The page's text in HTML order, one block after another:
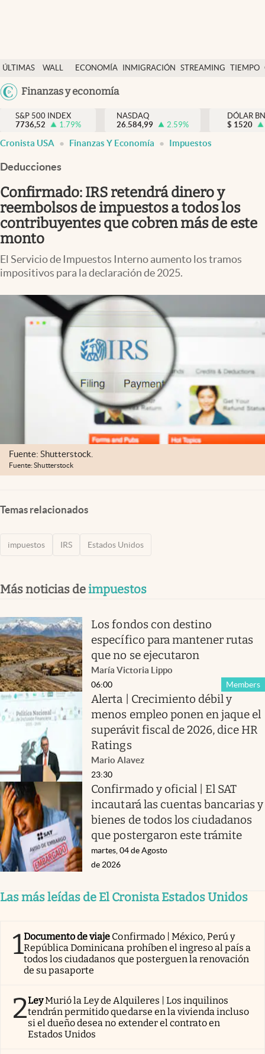
ÚLTIMAS
NOTICIAS
WALL
DÓLAR
ECONOMÍA INMIGRACIÓN STREAMING TIEMPO
México
Finanzas y economía
Finanzas y economía
Wall Street y dólar
Inmigración
Espiritual
Streaming
Lifestyle
USA
S&P 500 INDEX
7736,52
1.79%
NASDAQ
26.584,99
2.59%
DÓLAR
$ 1520
Cronista USA Finanzas Y Economía Impuestos
Deducciones
Confirmado: IRS retendrá dinero y
reembolsos de impuestos a todos los
contribuyentes que cobren más de este
monto
El Servicio de Impuestos Interno aumento los tramos
impositivos para la declaración de 2025.
Fuente: Shutterstock.
Fuente: Shutterstock
Temas relacionados
impuestos IRS Estados Unidos
Más noticias deimpuestos
Los fondos con destino
específico para mantener rutas
que no se ejecutaron
María Victoria Lippo
Members
06:00
Alerta | Crecimiento débil y
menos empleo ponen en jaque el
superávit fiscal de 2026, dice HR
Ratings
Mario Alavez
23:30
Confirmado y oficial | El SAT
incautará las cuentas bancarias y
bienes de todos los ciudadanos
que postergaron este trámite
martes, 04 de Agosto
de 2026
Las más leídas de El Cronista Estados Unidos
1Documento de viaje Confirmado | México, Perú y
República Dominicana prohíben el ingreso al país a
todos los ciudadanos que posterguen la renovación
de su pasaporte
2LeyMurió la Ley de Alquileres | Los inquilinos
tendrán permitido quedarse en la vivienda incluso
si el dueño desea no extender el contrato en
Estados Unidos